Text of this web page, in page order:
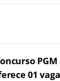
PGM
01